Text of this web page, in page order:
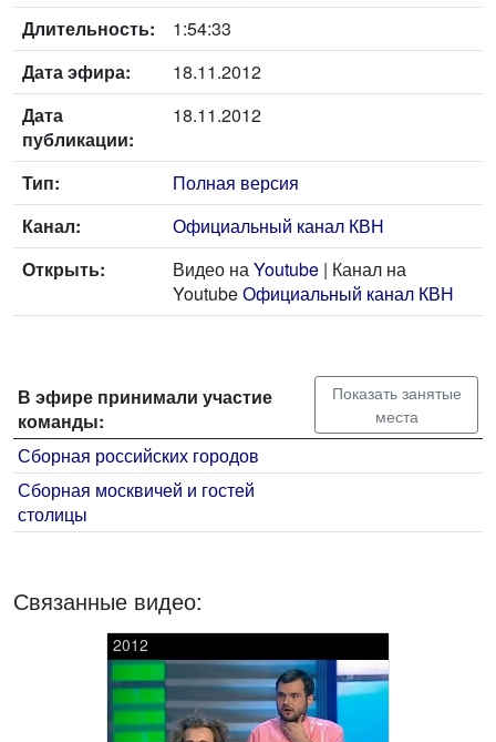
Длительность:
1:54:33
Дата эфира:
18.11.2012
Дата
публикации:
18.11.2012
Тип:
Полная версия
Канал:
Официальный канал КВН
Открыть:
Видео наYoutube | Канал на
YoutubeОфициальный канал КВН
В эфире принимали участие
команды:
Показать занятые
места
Сборная российских городов
Сборная москвичей и гостей
столицы
Связанные видео:
2012